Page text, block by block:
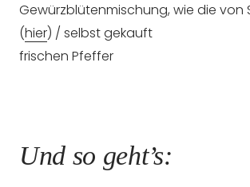
Gewürzblütenmischung, wie die von
(hier) / selbst gekauft
frischen Pfeffer
Und so geht’s: